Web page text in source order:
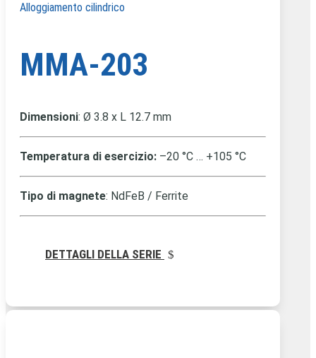
Alloggiamento cilindrico
MMA-203
Dimensioni: Ø 3.8 x L 12.7 mm
Temperatura di esercizio: –20 °C … +105 °C
Tipo di magnete: NdFeB / Ferrite
DETTAGLI DELLA SERIE